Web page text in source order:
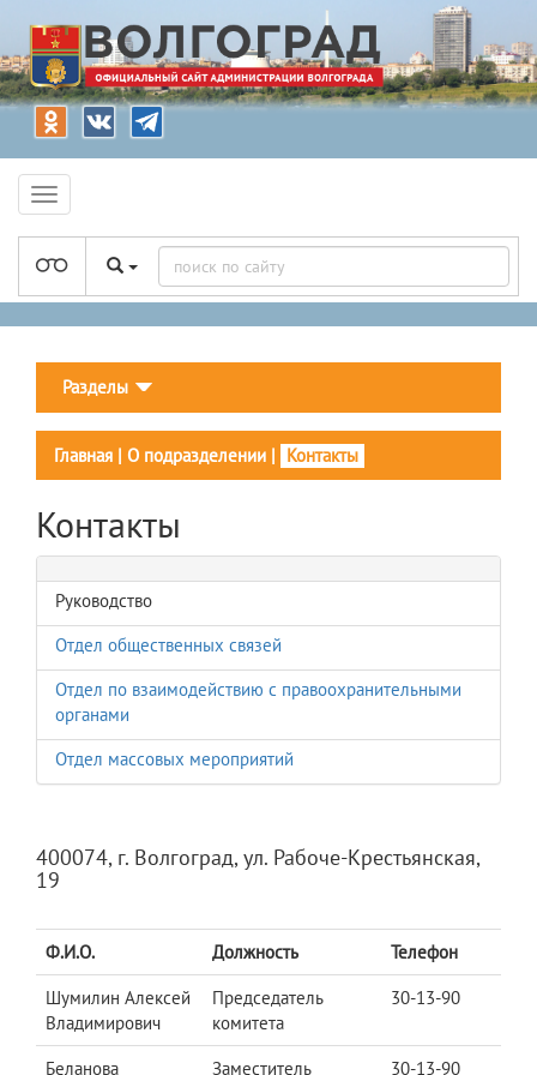
Разделы
Главная | О подразделении | Контакты
Контакты
Руководство
Отдел общественных связей
Отдел по взаимодействию с правоохранительными
органами
Отдел массовых мероприятий
400074, г. Волгоград, ул. Рабоче-Крестьянская,
19
Ф.И.О. Должность
Телефон
Шумилин Алексей
Владимирович
Председатель
комитета
30-13-90
Беланова Заместитель 30-13-90